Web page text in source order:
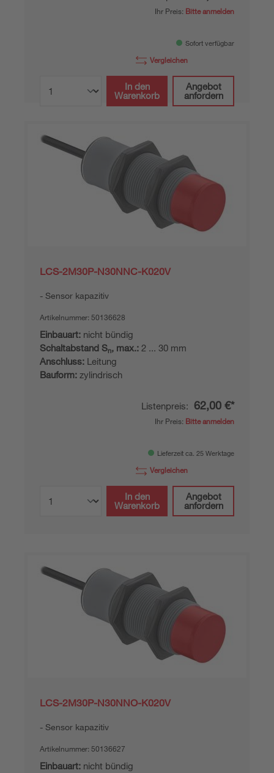
Ihr Preis: Bitte anmelden
Sofort verfügbar
Vergleichen
In den
Warenkorb
Angebot
anfordern
LCS-2M30P-N30NNC-K020V
Sensor kapazitiv
Artikelnummer: 50136628
Einbauart: nicht bündig
Schaltabstand Sn, max.: 2 ... 30 mm
Anschluss: Leitung
Bauform: zylindrisch
Listenpreis: 62,00 €*
Ihr Preis: Bitte anmelden
Lieferzeit ca. 25 Werktage
Vergleichen
In den
Warenkorb
Angebot
anfordern
LCS-2M30P-N30NNO-K020V
Sensor kapazitiv
Artikelnummer: 50136627
Einbauart: nicht bündig